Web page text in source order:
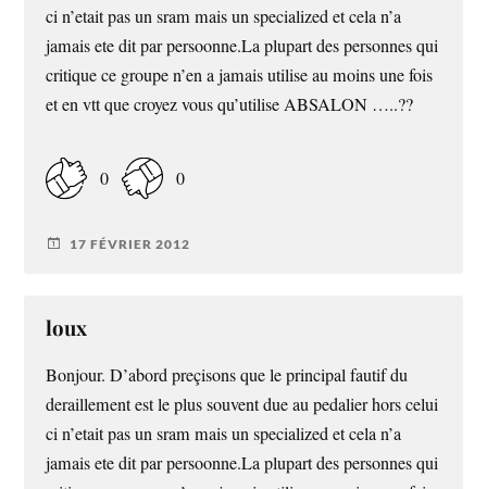
ci n’etait pas un sram mais un specialized et cela n’a
jamais ete dit par persoonne.La plupart des personnes qui
critique ce groupe n’en a jamais utilise au moins une fois
et en vtt que croyez vous qu’utilise ABSALON …..??
0 0
17 FÉVRIER 2012
loux
Bonjour. D’abord preçisons que le principal fautif du
deraillement est le plus souvent due au pedalier hors celui
ci n’etait pas un sram mais un specialized et cela n’a
jamais ete dit par persoonne.La plupart des personnes qui